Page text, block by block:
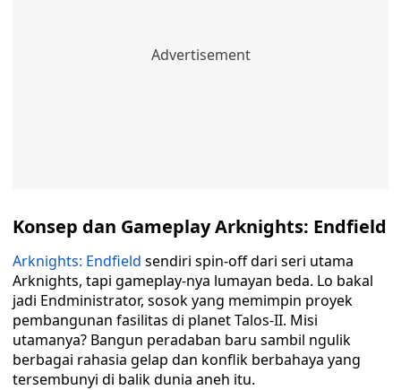
Konsep dan Gameplay Arknights: Endfield
Arknights: Endfield sendiri spin-off dari seri utama
Arknights, tapi gameplay-nya lumayan beda. Lo bakal
jadi Endministrator, sosok yang memimpin proyek
pembangunan fasilitas di planet Talos-II. Misi
utamanya? Bangun peradaban baru sambil ngulik
berbagai rahasia gelap dan konflik berbahaya yang
tersembunyi di balik dunia aneh itu.